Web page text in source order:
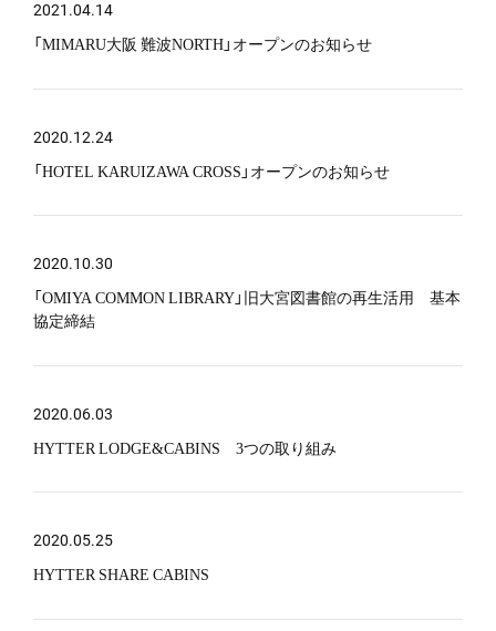
2021.04.14
「MIMARU大阪 難波NORTH」オープンのお知らせ
2020.12.24
「HOTEL KARUIZAWA CROSS」オープンのお知らせ
2020.10.30
「OMIYA COMMON LIBRARY」旧大宮図書館の再生活用 基本
協定締結
2020.06.03
HYTTER LODGE&CABINS 3つの取り組み
2020.05.25
HYTTER SHARE CABINS